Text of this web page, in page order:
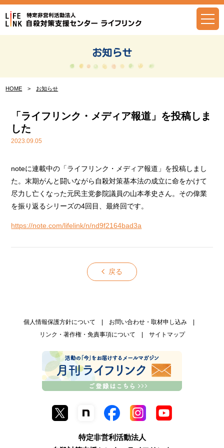
Skip
お知らせ
HOME > お知らせ
「ライフリンク・メディア報道」を投稿しま
した
2023.09.05
noteに連載中の「ライフリンク・メディア報道」を投稿しまし
た。末期がんと闘いながら自殺対策基本法の成立に命をかけて
尽力し亡くなった元民主党参院議員の山本孝史さん。その偉業
を振り返るシリーズの4回目、最終回です。
https://note.com/lifelink/n/nd9f2164bad3a
戻る
個人情報保護方針について
お問い合わせ・取材申し込み
リンク・著作権・免責事項について
サイトマップ
特定非営利活動法人